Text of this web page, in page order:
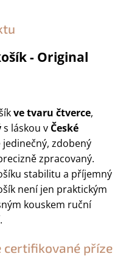
- Original
ve tvaru čtverce,
s láskou v České
jedinečný, zdobený
zpracovaný.
stabilitu a příjemný
není jen praktickým
kouskem ruční
certifikované příze